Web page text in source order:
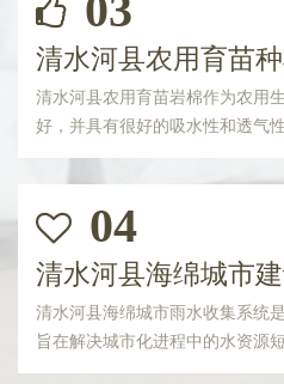
清水河县农用育苗
清水河县农用育苗岩棉作为农用
好，并具有很好的吸水性和透气性
04
清水河县海绵城市
清水河县海绵城市雨水收集系统
旨在解决城市化进程中的水资源